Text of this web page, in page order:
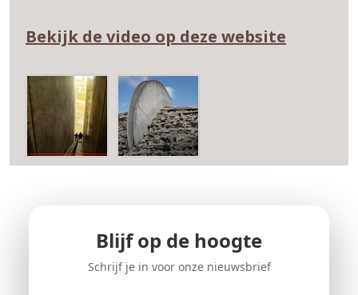
Bekijk de video op deze website
Blijf op de hoogte
Schrijf je in voor onze nieuwsbrief